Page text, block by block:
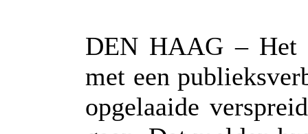
DEN HAAG – Het
met een
opgelaaide